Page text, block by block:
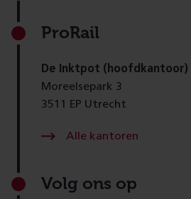
ProRail
De Inktpot (hoofdkantoor)
Moreelsepark 3
3511 EP Utrecht
Alle kantoren
Volg ons op